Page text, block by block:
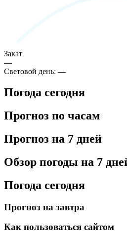
Закат
—
Световой день:—
Погода сегодня
Прогноз по часам
Прогноз на 7 дней
Обзор погоды на 7
Погода сегодня
Прогноз на завтра
Как пользоваться сайтом